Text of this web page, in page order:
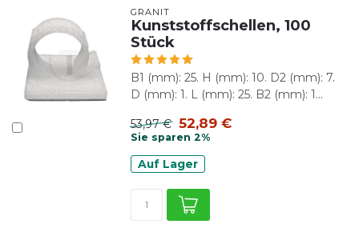
GRANIT
Kunststoffschellen, 100
Stück
B1 (mm): 25. H (mm): 10. D2 (mm): 7.
D (mm): 1. L (mm): 25. B2 (mm): 1...
53,97 € 52,89 €
Sie sparen 2%
Auf Lager